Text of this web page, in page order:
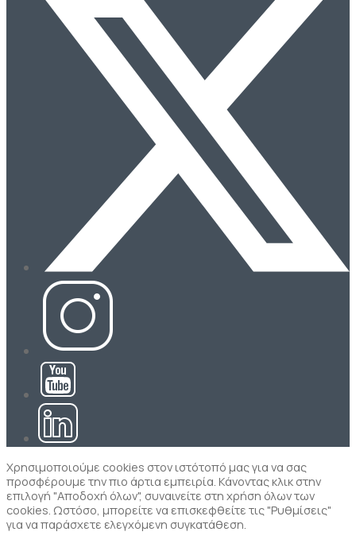
Χρησιμοποιούμε cookies στον ιστότοπό μας για να σας
προσφέρουμε την πιο άρτια εμπειρία. Κάνοντας κλικ στην
επιλογή "Αποδοχή όλων", συναινείτε στη χρήση όλων των
cookies. Ωστόσο, μπορείτε να επισκεφθείτε τις "Ρυθμίσεις"
για να παράσχετε ελεγχόμενη συγκατάθεση.